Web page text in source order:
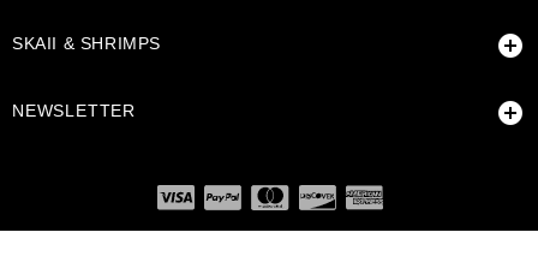
SKAII & SHRIMPS 
NEWSLETTER 